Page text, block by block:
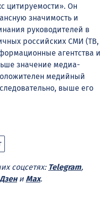
цитируемости». Он
значимость и
руководителей в
российских СМИ (ТВ,
агентства и
значение медиа-
медийный
выше его
соцсетях: Telegram,
Дзени Max.